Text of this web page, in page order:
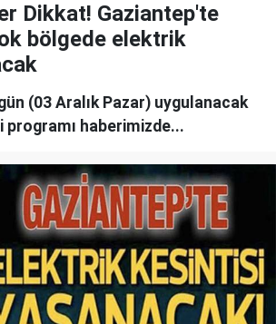
Dikkat! Gaziantep'te
bölgede elektrik
(03 Aralık Pazar) uygulanacak
haberimizde...